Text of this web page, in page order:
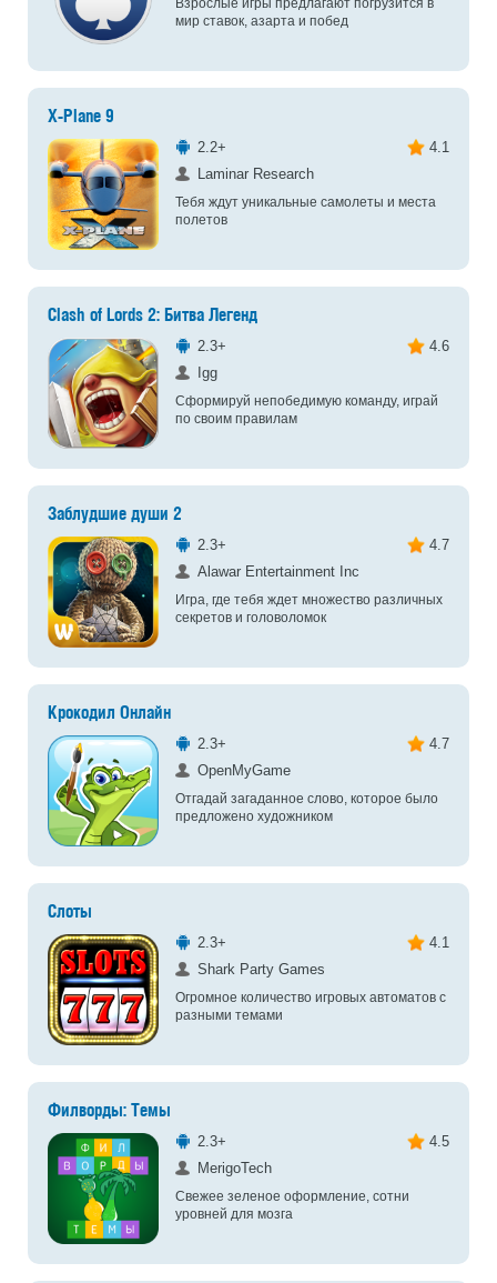
Взрослые игры предлагают погрузится в
мир ставок, азарта и побед
X-Plane 9
2.2+
4.1
Laminar Research
Тебя ждут уникальные самолеты и места
полетов
Clash of Lords 2: Битва Легенд
2.3+
4.6
Igg
Сформируй непобедимую команду, играй
по своим правилам
Заблудшие души 2
2.3+
4.7
Alawar Entertainment Inc
Игра, где тебя ждет множество различных
секретов и головоломок
Крокодил Онлайн
2.3+
4.7
OpenMyGame
Отгадай загаданное слово, которое было
предложено художником
Слоты
2.3+
4.1
Shark Party Games
Огромное количество игровых автоматов с
разными темами
Филворды: Темы
2.3+
4.5
MerigoTech
Свежее зеленое оформление, сотни
уровней для мозга